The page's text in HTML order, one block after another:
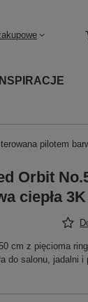
pilotem
Orbit
ciepła
cm z pięcioma
do salonu, jadalni i